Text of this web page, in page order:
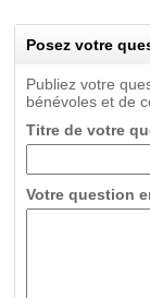
Posez votre
Publiez votre
bénévoles et de
Titre de votre
Votre question